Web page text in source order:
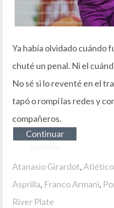
Ya había olvidado cuándo
chuté un penal. Ni el
No sé si lo reventé en el
tapó o rompí las redes y
compañeros.
Continuar
Atanasio Girardot,
Asprilla, Franco Armani,
River Plate